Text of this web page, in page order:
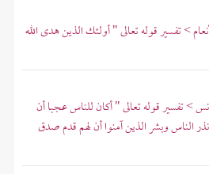
> تفسير قوله تعالى " أولئك الذين هدى الله
> تفسير قوله تعالى " أكان للناس عجبا أن
الناس وبشر الذين آمنوا أن لهم قدم صدق